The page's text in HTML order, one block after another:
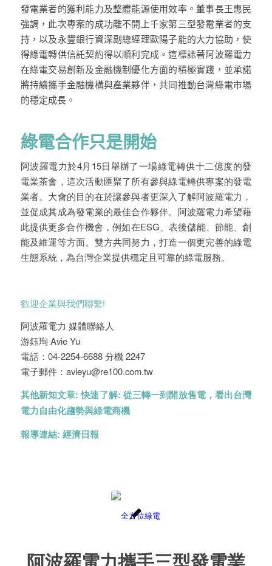
發電業者的獲利能力及整體能源使用效率。董事長王惠民
強調，此次專案的成功離不開上千家第三型發電業者的支
持，以及永豐銀行資深副總經理歐陽子能的大力協助，使
得綠電轉供信託契約得以順利完成。這標誌著阿波羅電力
在綠電交易創新及金融機制優化方面的積極實踐，並承諾
將持續攜手金融機構與產業夥伴，共同推動台灣綠電市場
的穩定成長。
綠電合作只是開始
阿波羅電力於4月15日舉辦了一場綠電轉供十二億度的發
電業茶會，這次活動匯聚了所有參與綠電轉供專案的發電
業者。大會的目的在於讓參與者更深入了解阿波羅電力，
並促成其成為發電業的最佳合作夥伴。阿波羅電力希望藉
此提供更多合作機會，例如在ESG、表後儲能、節能、創
能及維運等方面。雙方共同努力，打造一個更完善的綠電
生態系統，為台灣企業提供穩定且可靠的綠電服務。
歡迎企業與我們聯繫!
阿波羅電力 媒體聯絡人
游鈺珣 Avie Yu
電話：04-2254-6688 分機 2247
電子郵件：avieyu@re100.com.tw
其他新知文章:快速了解: 從三轉一到開放售電，看出台灣
電力自由化趨勢與綠電商機
報導連結: 經濟日報
阿波羅電力攜手三型發電業